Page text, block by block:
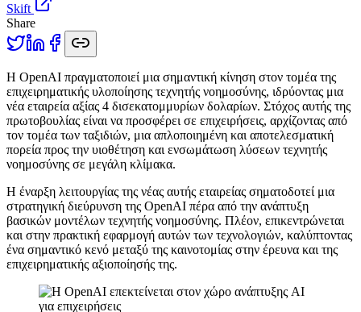
Skift
Share
Η OpenAI πραγματοποιεί μια σημαντική κίνηση στον τομέα της
επιχειρηματικής υλοποίησης τεχνητής νοημοσύνης, ιδρύοντας μια
νέα εταιρεία αξίας 4 δισεκατομμυρίων δολαρίων. Στόχος αυτής της
πρωτοβουλίας είναι να προσφέρει σε επιχειρήσεις, αρχίζοντας από
τον τομέα των ταξιδιών, μια απλοποιημένη και αποτελεσματική
πορεία προς την υιοθέτηση και ενσωμάτωση λύσεων τεχνητής
νοημοσύνης σε μεγάλη κλίμακα.
Η έναρξη λειτουργίας της νέας αυτής εταιρείας σηματοδοτεί μια
στρατηγική διεύρυνση της OpenAI πέρα από την ανάπτυξη
βασικών μοντέλων τεχνητής νοημοσύνης. Πλέον, επικεντρώνεται
και στην πρακτική εφαρμογή αυτών των τεχνολογιών, καλύπτοντας
ένα σημαντικό κενό μεταξύ της καινοτομίας στην έρευνα και της
επιχειρηματικής αξιοποίησής της.